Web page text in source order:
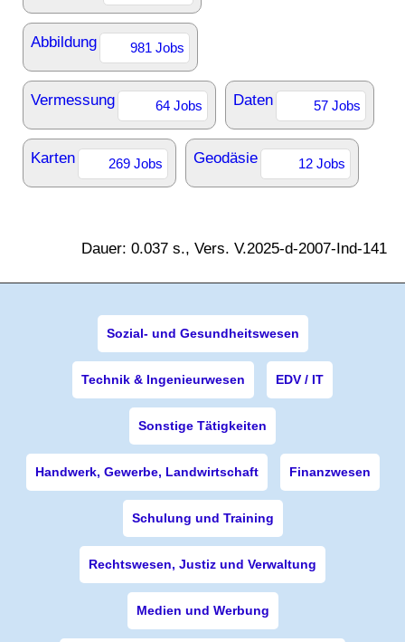
Abbildung 981 Jobs
Vermessung 64 Jobs Daten 57 Jobs
Karten 269 Jobs Geodäsie 12 Jobs
Dauer: 0.037 s., Vers. V.2025-d-2007-Ind-141
Sozial- und Gesundheitswesen
Technik & Ingenieurwesen EDV / IT
Sonstige Tätigkeiten
Handwerk, Gewerbe, Landwirtschaft Finanzwesen
Schulung und Training
Rechtswesen, Justiz und Verwaltung
Medien und Werbung